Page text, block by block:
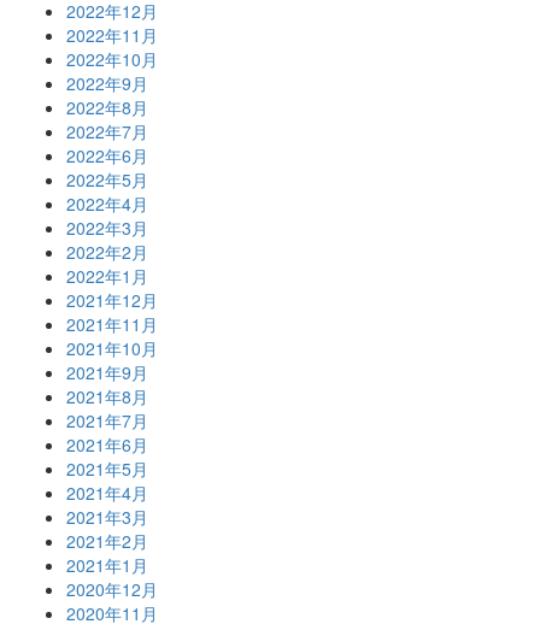
2022年12月
2022年11月
2022年10月
2022年9月
2022年8月
2022年7月
2022年6月
2022年5月
2022年4月
2022年3月
2022年2月
2022年1月
2021年12月
2021年11月
2021年10月
2021年9月
2021年8月
2021年7月
2021年6月
2021年5月
2021年4月
2021年3月
2021年2月
2021年1月
2020年12月
2020年11月